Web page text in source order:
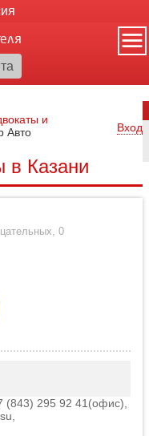
и
Авто
Вход
в Казани
, 0
(843) 295 92 41(офис),